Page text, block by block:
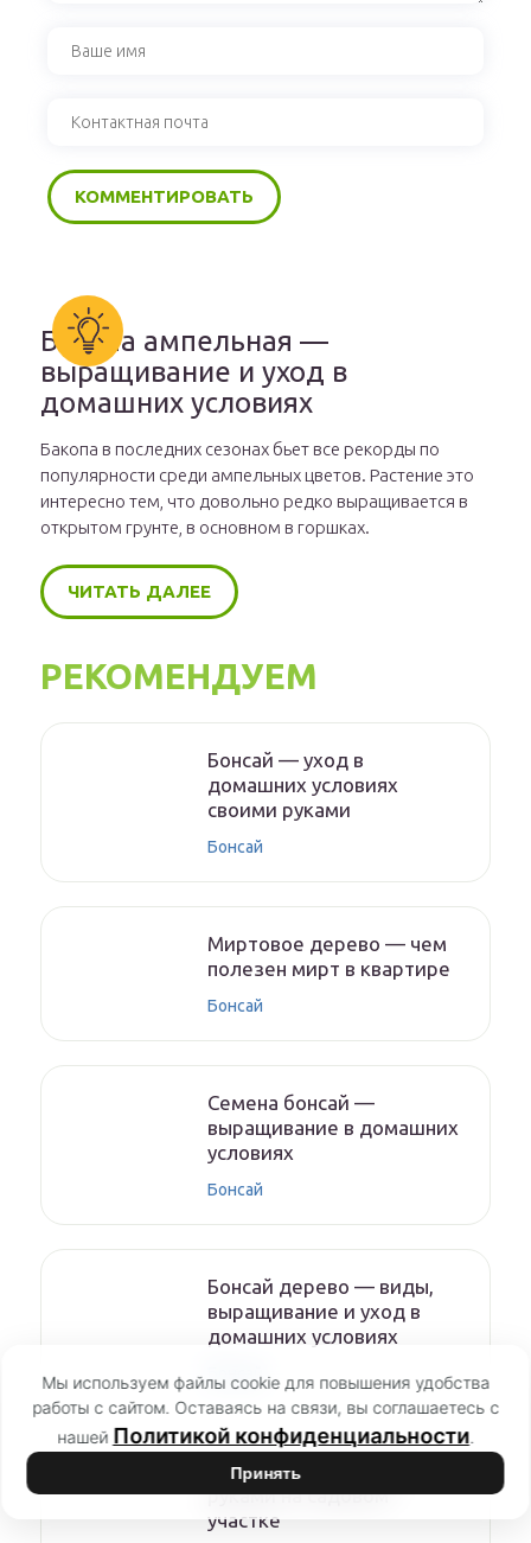
Бакопа ампельная —
выращивание и уход в
домашних условиях
Бакопа в последних сезонах бьет все рекорды по
популярности среди ампельных цветов. Растение это
интересно тем, что довольно редко выращивается в
открытом грунте, в основном в горшках.
ЧИТАТЬ ДАЛЕЕ
РЕКОМЕНДУЕМ
Бонсай — уход в
домашних условиях
своими руками
Бонсай
Миртовое дерево — чем
полезен мирт в квартире
Бонсай
Семена бонсай —
выращивание в домашних
условиях
Бонсай
Бонсай дерево — виды,
выращивание и уход в
домашних условиях
Бонсай
Сосна бонсай своими
руками на садовом
участке
Мы используем файлы cookie для повышения удобства
работы с сайтом. Оставаясь на связи, вы соглашаетесь с
нашей Политикой конфиденциальности.
Принять